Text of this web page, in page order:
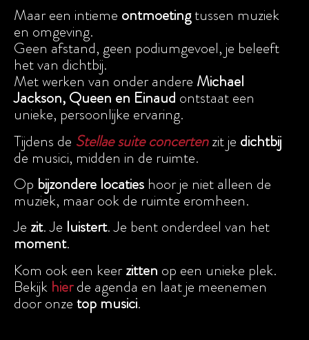
Maar een intieme ontmoetingtussen muziek
en omgeving.
Geen afstand, geen podiumgevoel, je beleeft
het van dichtbij.
Met werken van onder andere Michael
Jackson, Queen en Einaud ontstaat een
unieke, persoonlijke ervaring.
Tijdens de Stellae suite concertenzit je dichtbij
de musici, midden in de ruimte.
Op bijzondere locaties hoor je niet alleen de
muziek, maar ook de ruimte eromheen.
Je zit. Je luistert. Je bent onderdeel van het
moment.
Kom ook een keerzitten op een unieke plek.
Bekijk hierde agenda en laat je meenemen
door onzetop musici.